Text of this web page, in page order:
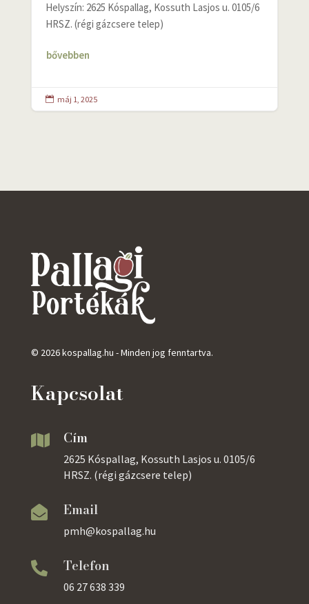
Helyszín: 2625 Kóspallag, Kossuth Lasjos u. 0105/6
HRSZ. (régi gázcsere telep)
bővebben
 máj 1, 2025
© 2026 kospallag.hu - Minden jog fenntartva.
Kapcsolat
 Cím
2625 Kóspallag, Kossuth Lasjos u. 0105/6
HRSZ. (régi gázcsere telep)
 Email
pmh@kospallag.hu
 Telefon
06 27 638 339